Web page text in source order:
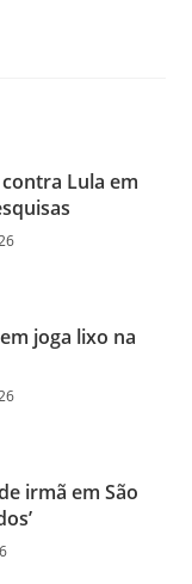
Lula em
joga lixo na
irmã em São